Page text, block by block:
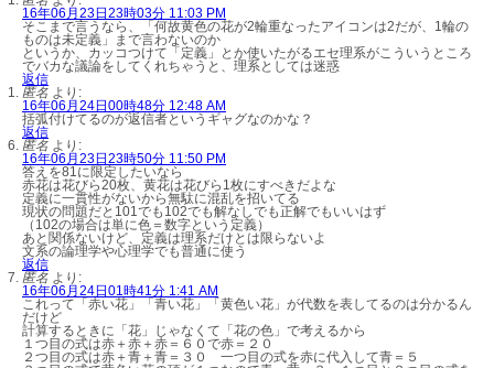
16年06月23日23時03分 11:03 PM
そこまで言うなら、「何故黄色の花が2輪重なったアイコンは2だが、1輪の
ものは未定義」まで言わないのか
というか、カッコつけて「定義」とか使いたがるエセ理系がこういうところ
でバカな議論をしてくれちゃうと、理系としては迷惑
返信
匿名 より:
16年06月24日00時48分 12:48 AM
括弧付けてるのが返信者というギャグなのかな？
返信
匿名 より:
16年06月23日23時50分 11:50 PM
答えを81に限定したいなら
赤花は花びら20枚、黄花は花びら1枚にすべきだよな
定義に一貫性がないから無駄に混乱を招いてる
現状の問題だと101でも102でも解なしでも正解でもいいはず
（102の場合は単に色＝数字という定義）
あと関係ないけど、定義は理系だけとは限らないよ
文系の論理学や心理学でも普通に使う
返信
匿名 より:
16年06月24日01時41分 1:41 AM
これって「赤い花」「青い花」「黄色い花」が代数を表してるのは分かるん
だけど
計算するときに「花」じゃなくて「花の色」で考えるから
１つ目の式は赤＋赤＋赤＝６０で赤＝２０
２つ目の式は赤＋青＋青＝３０ 一つ目の式を赤に代入して青＝５